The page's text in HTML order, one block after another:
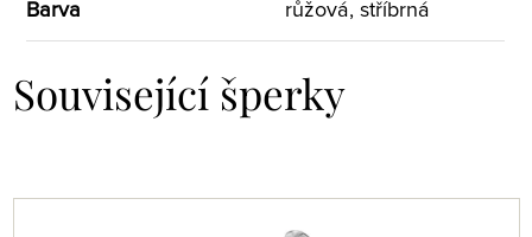
Barva růžová, stříbrná
Související šperky